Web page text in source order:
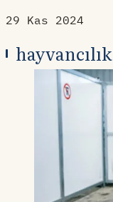
29 Kas 2024
hayvancılık